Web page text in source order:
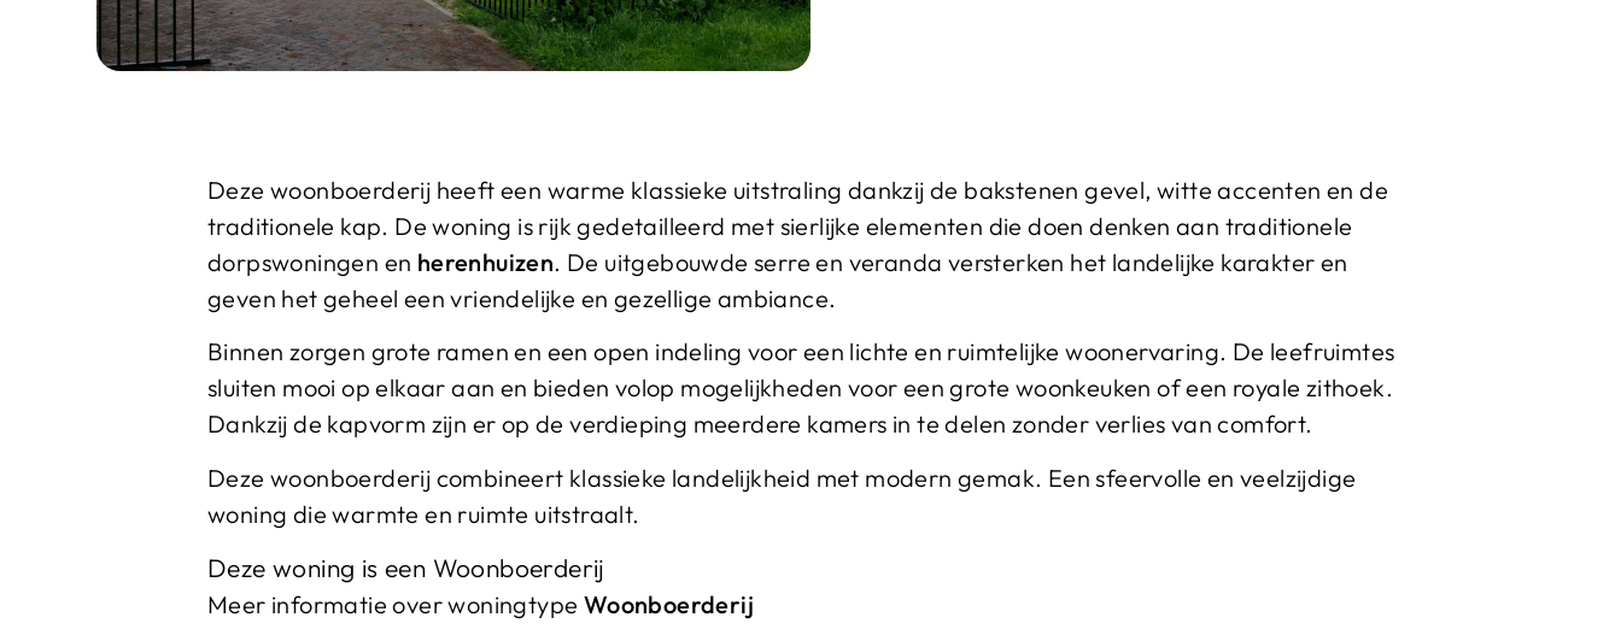
Deze woonboerderij heeft een warme klassieke uitstraling dankzij de bakstenen gevel, witte accenten en de
traditionele kap. De woning is rijk gedetailleerd met sierlijke elementen die doen denken aan traditionele
dorpswoningen en herenhuizen. De uitgebouwde serre en veranda versterken het landelijke karakter en
geven het geheel een vriendelijke en gezellige ambiance.
Binnen zorgen grote ramen en een open indeling voor een lichte en ruimtelijke woonervaring. De leefruimtes
sluiten mooi op elkaar aan en bieden volop mogelijkheden voor een grote woonkeuken of een royale zithoek.
Dankzij de kapvorm zijn er op de verdieping meerdere kamers in te delen zonder verlies van comfort.
Deze woonboerderij combineert klassieke landelijkheid met modern gemak. Een sfeervolle en veelzijdige
woning die warmte en ruimte uitstraalt.
Deze woning is een Woonboerderij
Meer informatie over woningtype Woonboerderij